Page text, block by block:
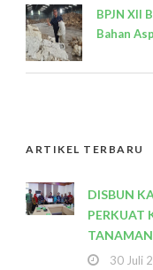
BPJN XII
Bahan
ARTIKEL TERBARU
DISBUN
PERKUAT
30 Juli